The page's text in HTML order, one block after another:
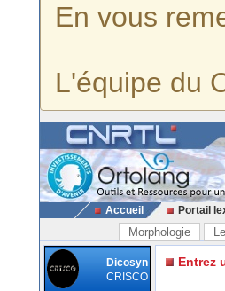
En vous
L'équipe du
Accueil Portail
Morphologie
Dicosyn
CRISCO
Entrez